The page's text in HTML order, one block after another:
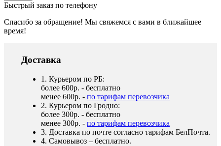
Быстрый заказ по телефону
Спасибо за обращение! Мы свяжемся с вами в ближайшее
время!
Доставка
1. Курьером по РБ:
более 600р. - бесплатно
менее 600р. - по тарифам перевозчика
2. Курьером по Гродно:
более 300р. - бесплатно
менее 300р. - по тарифам перевозчика
3. Доставка по почте согласно тарифам БелПочта.
4. Самовывоз – бесплатно.